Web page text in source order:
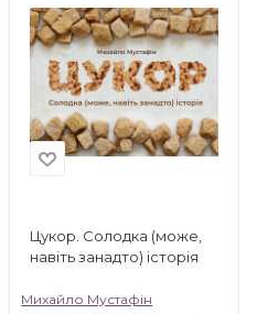
Цукор. Солодка (може,
навіть занадто) історія
Михайло Мустафін